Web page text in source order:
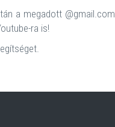
a megadott
ra is!